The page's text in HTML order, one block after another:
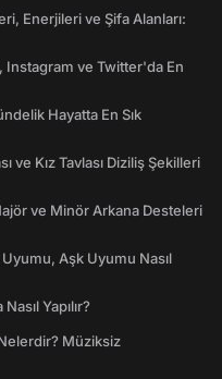
Enerjileri ve Şifa Alanları:
Instagram ve Twitter'da En
Hayatta En Sık
ve Kız Tavlası Diziliş Şekilleri
ve Minör Arkana Desteleri
Aşk Uyumu Nasıl
Yapılır?
Müziksiz